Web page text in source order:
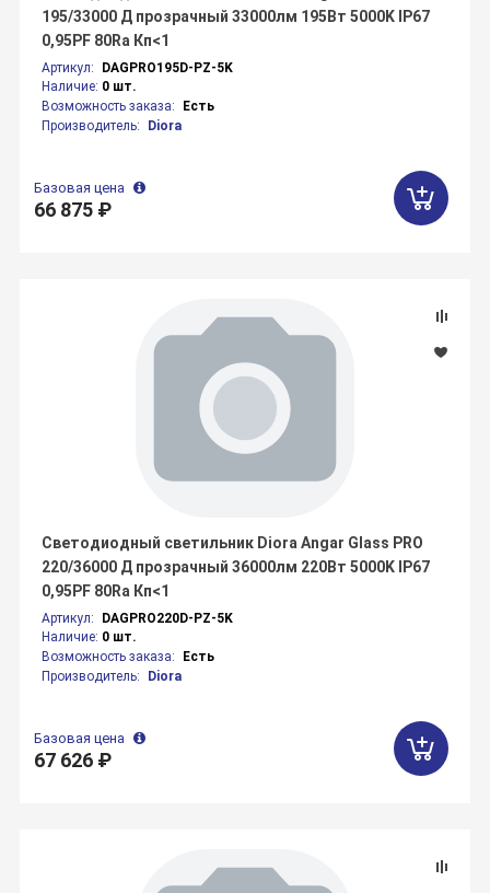
Артикул:
DAGPRO195D-PZ-5K
Наличие: 0 шт.
Возможность заказа:
Есть
Производитель:
Diora
195/33000 Д прозрачный 33000лм 195Вт 5000K IP67
0,95PF 80Ra Кп<1
Базовая цена
66 875 ₽
Артикул:
DAGPRO220D-PZ-5K
Наличие: 0 шт.
Возможность заказа:
Есть
Производитель:
Diora
Светодиодный светильник Diora Angar Glass PRO
220/36000 Д прозрачный 36000лм 220Вт 5000K IP67
0,95PF 80Ra Кп<1
Базовая цена
67 626 ₽